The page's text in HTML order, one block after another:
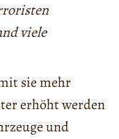
viele
sie mehr
erhöht werden
und